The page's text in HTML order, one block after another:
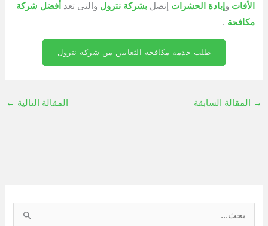
الأفات و إبادة الحشرات إتصلبشركة نترول والتى تعد
أفضل شركة
مكافحة .
طلب خدمة مكافحة الثعابين من شركة نترول
→ المقالة السابقة المقالة التالية ←